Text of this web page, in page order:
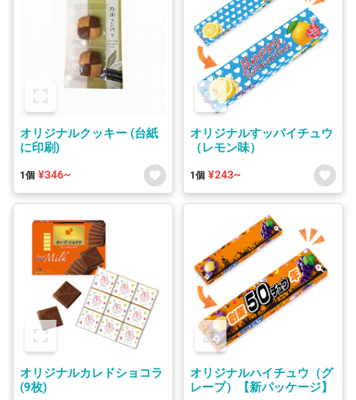
オリジナルクッキー (台紙
に印刷)
1個 ¥346~
オリジナルすッパイチュウ
（レモン味）
1個 ¥243~
オリジナルカレドショコラ
(9枚)
オリジナルハイチュウ（グ
レープ）【新パッケージ】